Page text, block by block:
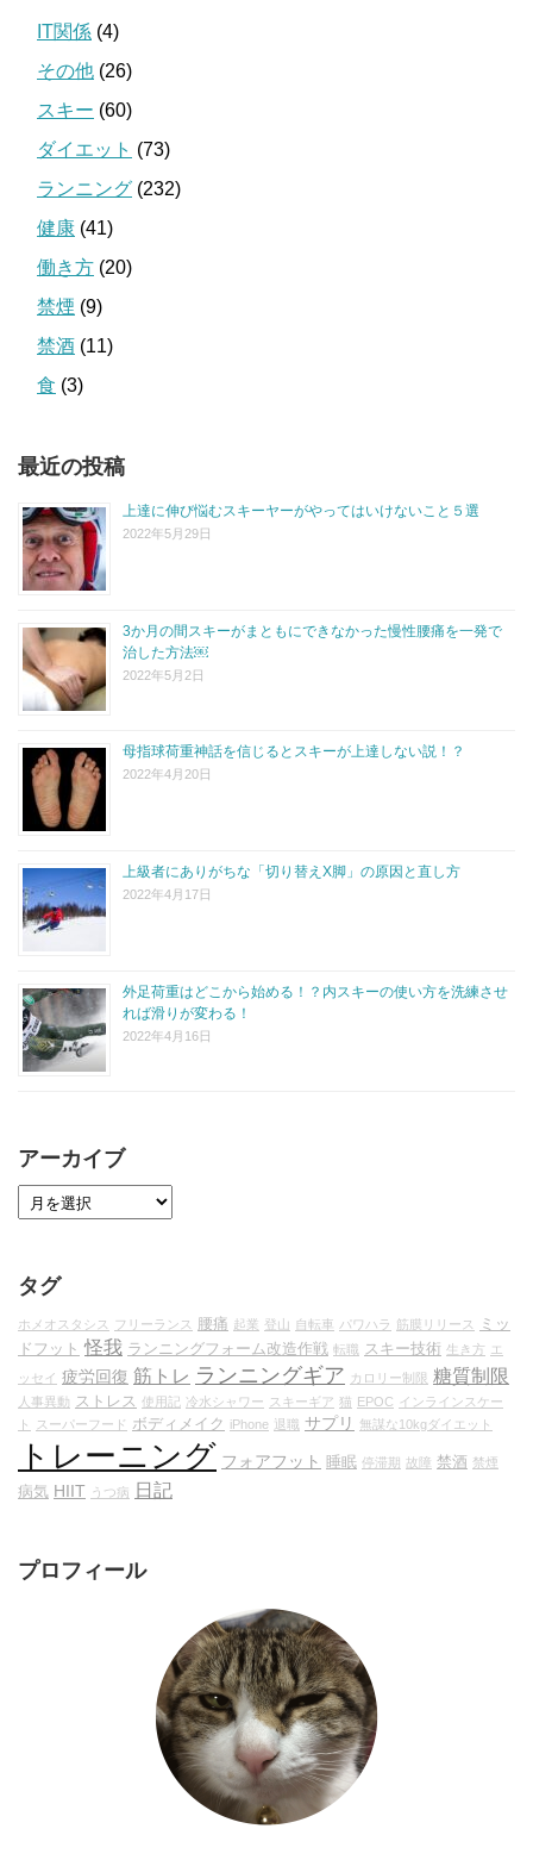
IT関係 (4)
その他 (26)
スキー (60)
ダイエット (73)
ランニング (232)
健康 (41)
働き方 (20)
禁煙 (9)
禁酒 (11)
食 (3)
最近の投稿
上達に伸び悩むスキーヤーがやってはいけないこと５選
2022年5月29日
3か月の間スキーがまともにできなかった慢性腰痛を一発で
治した方法￼
2022年5月2日
母指球荷重神話を信じるとスキーが上達しない説！？
2022年4月20日
上級者にありがちな「切り替えX脚」の原因と直し方
2022年4月17日
外足荷重はどこから始める！？内スキーの使い方を洗練させ
れば滑りが変わる！
2022年4月16日
アーカイブ
タグ
ホメオスタシス フリーランス 腰痛 起業 登山 自転車 パワハラ 筋膜リリース
ミッ
ドフット 怪我 ランニングフォーム改造作戦 転職 スキー技術 生き方
エ
ッセイ 疲労回復 筋トレ ランニングギア カロリー制限 糖質制限
人事異動 ストレス 使用記 冷水シャワー スキーギア 猫 EPOC インラインスケー
ト
スーパーフード ボディメイク iPhone 退職 サプリ 無謀な10kgダイエット
トレーニング フォアフット 睡眠 停滞期 故障 禁酒 禁煙
病気 HIIT うつ病 日記
プロフィール